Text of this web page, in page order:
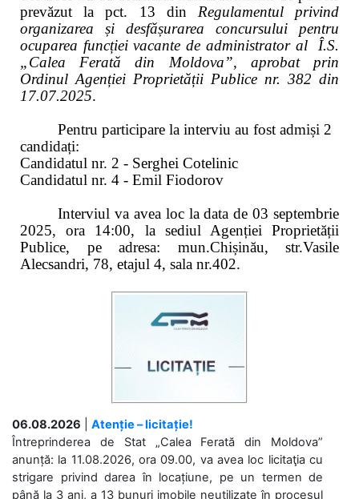
prevăzut la pct. 13 din Regulamentul privind
organizarea și desfășurarea concursului pentru
ocuparea funcției vacante de administrator al Î.S.
„Calea Ferată din Moldova”, aprobat prin
Ordinul Agenției Proprietății Publice nr. 382 din
17.07.2025.
Pentru participare la interviu au fost admiși 2
candidați:
Candidatul nr. 2 - Serghei Cotelinic
Candidatul nr. 4 - Emil Fiodorov
Interviul va avea loc la data de 03 septembrie
2025, ora 14:00, la sediul Agenției Proprietății
Publice, pe adresa: mun.Chișinău, str.Vasile
Alecsandri, 78, etajul 4, sala nr.402.
06.08.2026
Atenție – licitație!
Întreprinderea de Stat „Calea Ferată din Moldova”
anunță: la 11.08.2026, ora 09.00, va avea loc licitaţia cu
strigare privind darea în locațiune, pe un termen de
până la 3 ani, a 13 bunuri imobile neutilizate în procesul